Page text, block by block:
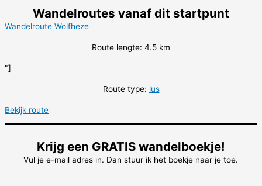
Wandelroutes vanaf dit startpunt
Wandelroute Wolfheze
Route lengte: 4.5 km
"]
Route type: lus
Bekijk route
Krijg een GRATIS wandelboekje!
Vul je e-mail adres in. Dan stuur ik het boekje naar je toe.